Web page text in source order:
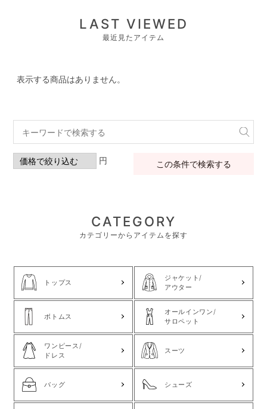
LAST VIEWED
最近見たアイテム
表示する商品はありません。
円 この条件で検索する
CATEGORY
カテゴリーからアイテムを探す
トップス
ジャケット/
アウター
ボトムス
オールインワン/
サロペット
ワンピース/
ドレス
スーツ
バッグ シューズ